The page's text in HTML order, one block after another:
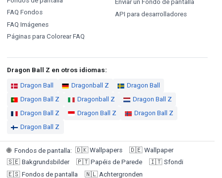
FAQ Fondos
FAQ Imágenes
Páginas para Colorear FAQ
Enviar un Fondo de pantalla
API para desarrolladores
Dragon Ball Z en otros idiomas:
Dragon Ball Dragonball Z
Dragon Ball
Dragon Ball Z
Dragonball Z
Dragon Ball Z
Dragon Ball Z
Dragon Ball Z
Dragon Ball Z
Dragon Ball Z
🌐 Fondos de pantalla: 🇩🇰 Wallpapers 🇩🇪 Wallpaper
🇸🇪 Bakgrundsbilder 🇵🇹 Papéis de Parede 🇮🇹 Sfondi
🇪🇸 Fondos de pantalla 🇳🇱 Achtergronden